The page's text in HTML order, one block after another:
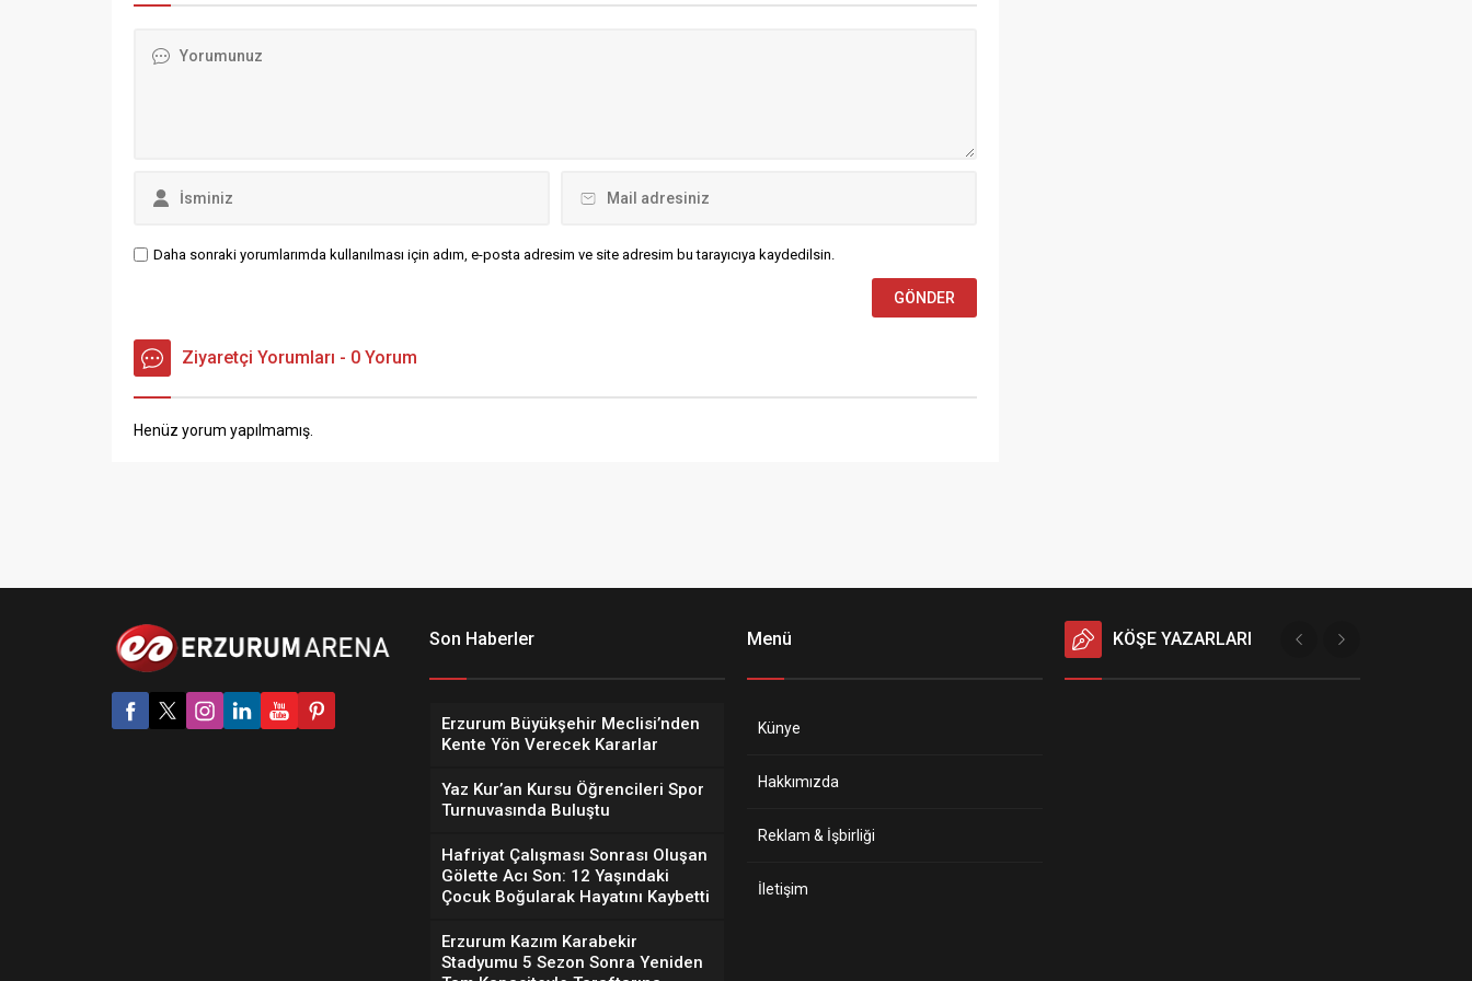
Onay, merkez ilçe müftüleri,
vatandaş iştirak etti. Program
uçaklarla Ankara’ya ulaştı. Liderler,
Daha sonraki yorumlarımda kullanılması için adım, e-posta adresim ve site adresim bu tarayıcıya kaydedilsin.
Ziyaretçi Yorumları - 0 Yorum
Henüz yorum yapılmamış.
Son Haberler
Erzurum Büyükşehir Meclisi’nden
Kente Yön Verecek Kararlar
Yaz Kur’an Kursu Öğrencileri Spor
Turnuvasında Buluştu
Hafriyat Çalışması Sonrası Oluşan
Gölette Acı Son: 12 Yaşındaki
Çocuk Boğularak Hayatını Kaybetti
Erzurum Kazım Karabekir
Stadyumu 5 Sezon Sonra Yeniden
Menü
Künye
Hakkımızda
Reklam & İşbirliği
İletişim
KÖŞE YAZARLARI